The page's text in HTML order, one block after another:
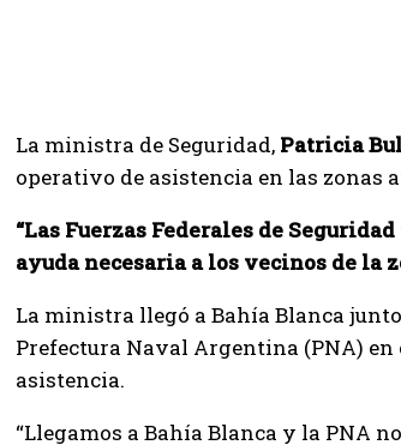
La ministra de Seguridad, Patricia
operativo de asistencia en las zonas
“Las Fuerzas Federales de
ayuda necesaria a los vecinos de la
La ministra llegó a Bahía Blanca
Prefectura Naval Argentina (PNA)
asistencia.
“Llegamos a Bahía Blanca y la PNA